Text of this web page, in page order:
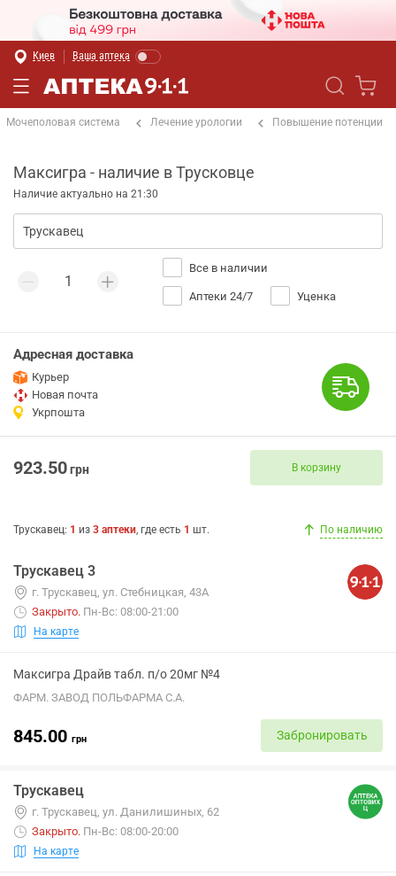
Киев Ваша аптека
Мочеполовая система Лечение урологии Повышение потенции
Максигра - наличие в Трусковце
Наличие актуально на 21:30
Все в наличии
Аптеки 24/7 Уценка
Адресная доставка
Курьер
Новая почта
Укрпошта
923.50грн В корзину
Трускавец: 1 из 3 аптеки, где есть 1 шт. По наличию
Трускавец 3
г. Трускавец, ул. Стебницкая, 43А
Закрыто. Пн-Вс: 08:00-21:00
На карте
Максигра Драйв табл. п/о 20мг №4
ФАРМ. ЗАВОД ПОЛЬФАРМА С.А.
845.00 грн Забронировать
Трускавец
г. Трускавец, ул. Данилишиных, 62
Закрыто. Пн-Вс: 08:00-20:00
На карте